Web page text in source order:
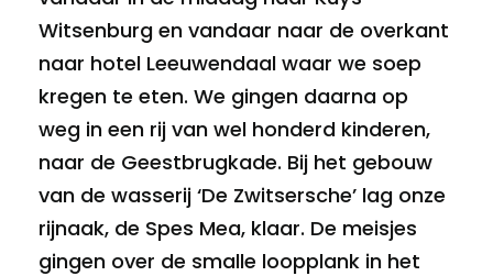
Witsenburg en vandaar naar de overkant
naar hotel Leeuwendaal waar we soep
kregen te eten. We gingen daarna op
weg in een rij van wel honderd kinderen,
naar de Geestbrugkade. Bij het gebouw
van de wasserij ‘De Zwitsersche’ lag onze
rijnaak, de Spes Mea, klaar. De meisjes
gingen over de smalle loopplank in het